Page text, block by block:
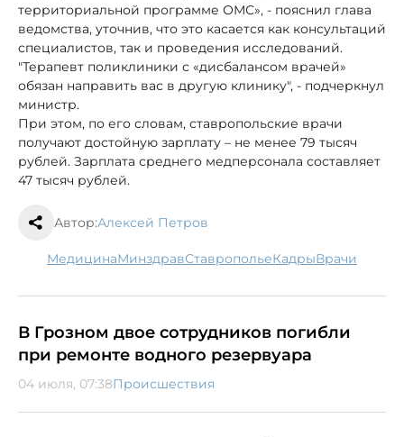
территориальной программе ОМС», - пояснил глава
ведомства, уточнив, что это касается как консультаций
специалистов, так и проведения исследований.
"Терапевт поликлиники с «дисбалансом врачей»
обязан направить вас в другую клинику", - подчеркнул
министр.
При этом, по его словам, ставропольские врачи
получают достойную зарплату – не менее 79 тысяч
рублей. Зарплата среднего медперсонала составляет
47 тысяч рублей.
Автор:Алексей Петров
медицина минздрав Ставрополье кадры врачи
В Грозном двое сотрудников погибли
при ремонте водного резервуара
04 июля, 07:38Происшествия